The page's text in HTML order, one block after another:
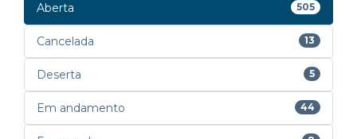
Aberta 505
Cancelada 13
Deserta 5
Em andamento 44